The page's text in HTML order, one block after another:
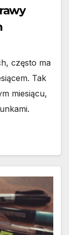
często ma
Tak
miesiącu,